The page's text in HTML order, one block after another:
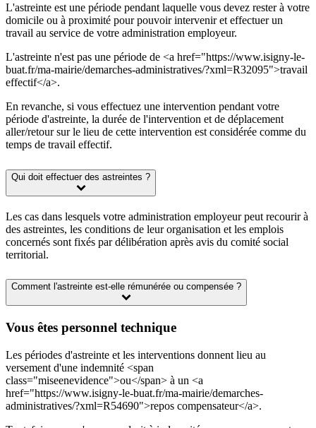
L'astreinte est une période pendant laquelle vous devez rester à votre
domicile ou à proximité pour pouvoir intervenir et effectuer un
travail au service de votre administration employeur.
L'astreinte n'est pas une période de <a href="https://www.isigny-le-
buat.fr/ma-mairie/demarches-administratives/?xml=R32095">travail
effectif</a>.
En revanche, si vous effectuez une intervention pendant votre
période d'astreinte, la durée de l'intervention et de déplacement
aller/retour sur le lieu de cette intervention est considérée comme du
temps de travail effectif.
Qui doit effectuer des astreintes ?
Les cas dans lesquels votre administration employeur peut recourir à
des astreintes, les conditions de leur organisation et les emplois
concernés sont fixés par délibération après avis du comité social
territorial.
Comment l'astreinte est-elle rémunérée ou compensée ?
Vous êtes personnel technique
Les périodes d'astreinte et les interventions donnent lieu au
versement d'une indemnité <span
class="miseenevidence">ou</span> à un <a
href="https://www.isigny-le-buat.fr/ma-mairie/demarches-
administratives/?xml=R54690">repos compensateur</a>.